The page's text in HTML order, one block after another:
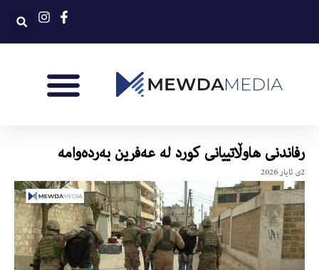
رفاندنی هاوڵاتییانی کورد لە عەفرین بەردەوامە
2ی ئایار 2026